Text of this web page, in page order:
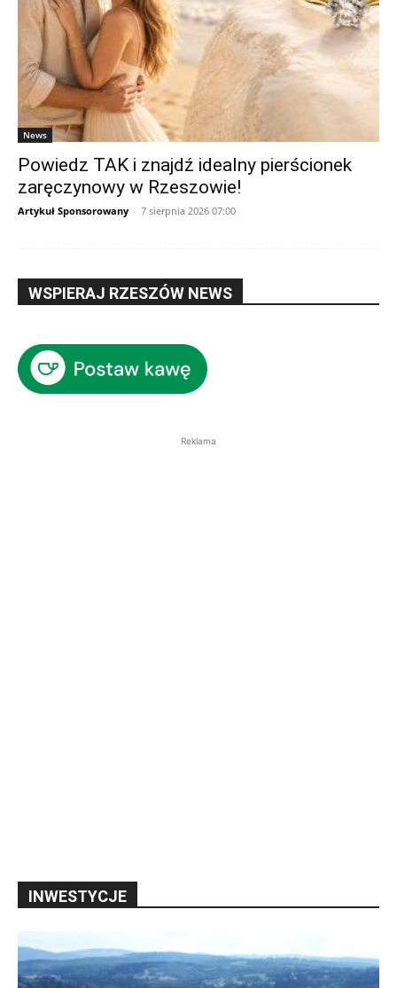
News
Powiedz TAK i znajdź idealny pierścionek
zaręczynowy w Rzeszowie!
Artykuł Sponsorowany - 7 sierpnia 2026 07:00
WSPIERAJ RZESZÓW NEWS
Reklama
INWESTYCJE